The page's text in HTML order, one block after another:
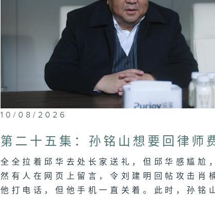
10/08/2026
第二十五集：孙铭山想要回律师
全全拉着邱华去处长家送礼，但邱华感尴尬
然有人在网页上留言，令刘建明回帖攻击肖
他打电话，但他手机一直关着。此时，孙铭